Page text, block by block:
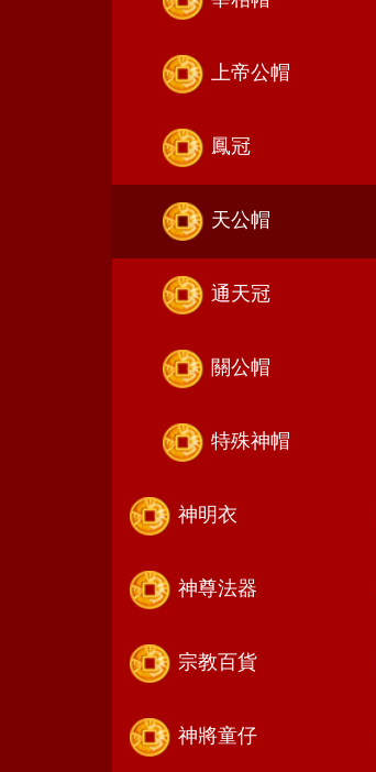
上帝公帽
鳳冠
天公帽
通天冠
關公帽
特殊神帽
神明衣
神尊法器
宗教百貨
神將童仔